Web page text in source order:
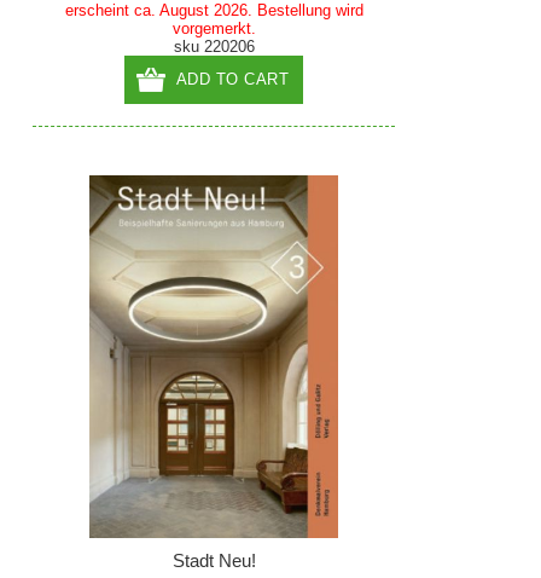
erscheint ca. August 2026. Bestellung wird
vorgemerkt.
sku 220206
ADD TO CART
Stadt Neu!